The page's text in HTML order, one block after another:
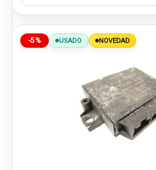
-5% USADO NOVEDAD